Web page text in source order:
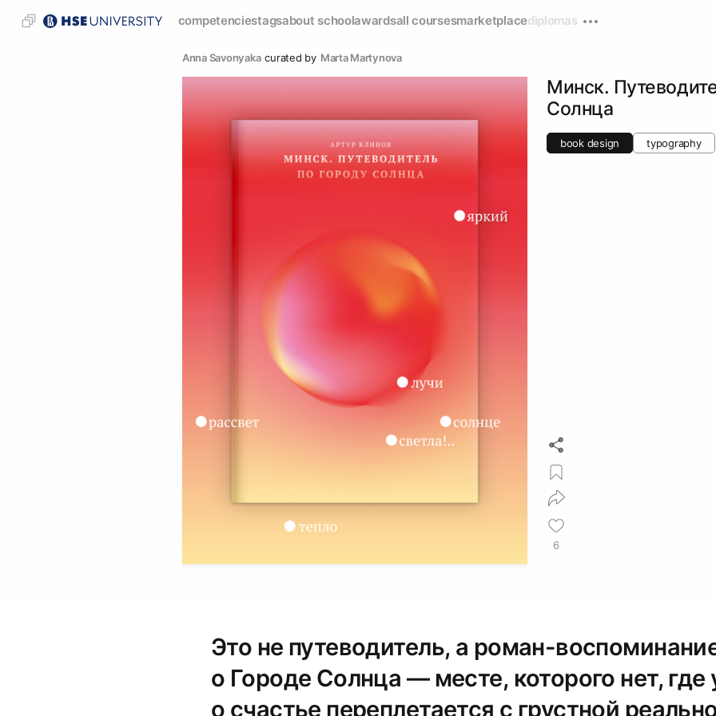
competenciestagsabout schoolawardsall coursesmarketplacediplomas
Anna Savonyaka curated by Marta Martynova
Минск.
Солнца
book design typography
6
Это не путеводитель, а роман-
о Городе Солнца — месте, которого нет, где
о счастье переплетается с грустной